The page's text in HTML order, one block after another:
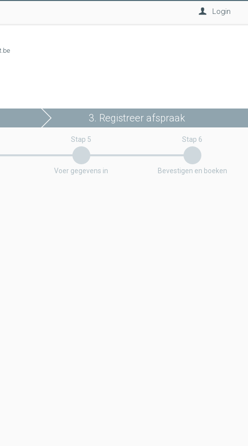
Login
3. Registreer afspraak
Stap 5
Voer gegevens in
Stap 6
Bevestigen en boeken